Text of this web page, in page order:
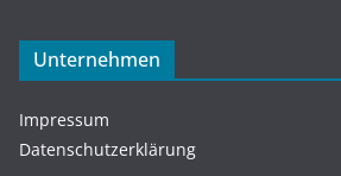
Unternehmen
Impressum
Datenschutzerklärung